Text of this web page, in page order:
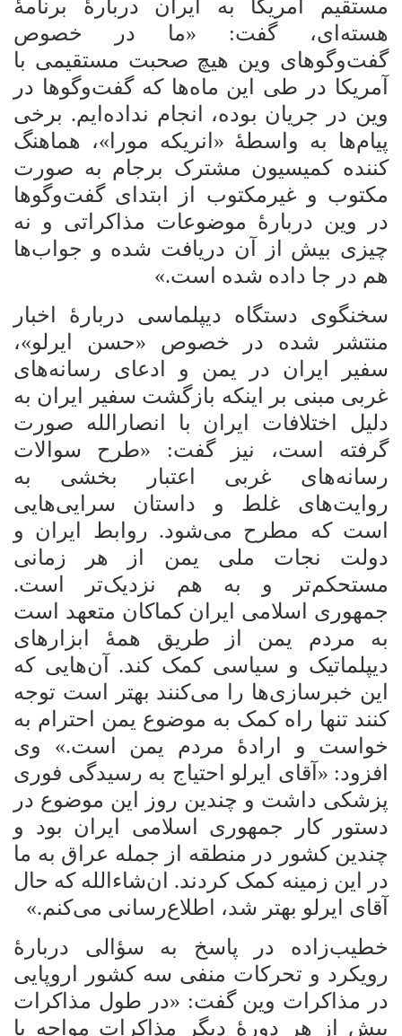
مستقیم آمریکا به ایران دربارۀ برنامۀ
هسته‌ای، گفت: «ما در خصوص
گفت‌وگوهای وین هیچ صحبت مستقیمی با
آمریکا در طی این ماه‌ها که گفت‌وگوها در
وین در جریان بوده، انجام نداده‌ایم. برخی
پیام‌ها به واسطۀ «انریکه مورا»، هماهنگ
کننده کمیسیون مشترک برجام به صورت
مکتوب و غیرمکتوب از ابتدای گفت‌وگوها
در وین دربارۀ موضوعات مذاکراتی و نه
چیزی بیش از آن دریافت شده و جواب‌ها
هم در جا داده شده است.»
سخنگوی دستگاه دیپلماسی دربارۀ اخبار
منتشر شده در خصوص «حسن ایرلو»،
سفیر ایران در یمن و ادعای رسانه‌های
غربی مبنی بر اینکه بازگشت سفیر ایران به
دلیل اختلافات ایران با انصارالله صورت
گرفته است، نیز گفت: «طرح سوالات
رسانه‌های غربی اعتبار بخشی به
روایت‌های غلط و داستان سرایی‌هایی
است که مطرح می‌شود. روابط ایران و
دولت نجات ملی یمن از هر زمانی
مستحکم‌تر و به هم نزدیک‌تر است.
جمهوری اسلامی ایران کماکان متعهد است
به مردم یمن از طریق همۀ ابزارهای
دیپلماتیک و سیاسی کمک کند. آن‌هایی که
این خبرسازی‌ها را می‌کنند بهتر است توجه
کنند تنها راه کمک به موضوع یمن احترام به
خواست و ارادۀ مردم یمن است.» وی
افزود: «آقای ایرلو احتیاج به رسیدگی فوری
پزشکی داشت و چندین روز این موضوع در
دستور کار جمهوری اسلامی ایران بود و
چندین کشور در منطقه از جمله عراق به ما
در این زمینه کمک کردند. ان‌شاءالله که حال
آقای ایرلو بهتر شد، اطلاع‌رسانی می‌کنم.»
خطیب‌زاده در پاسخ به سؤالی دربارۀ
رویکرد و تحرکات منفی سه کشور اروپایی
در مذاکرات وین گفت: «در طول مذاکرات
بیش از هر دورۀ دیگر مذاکرات مواجه با